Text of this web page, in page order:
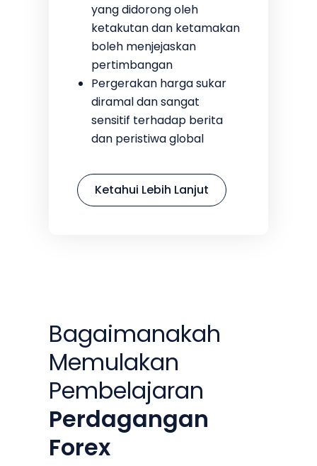
yang didorong oleh
ketakutan dan ketamakan
boleh menjejaskan
pertimbangan
Pergerakan harga sukar
diramal dan sangat
sensitif terhadap berita
dan peristiwa global
Ketahui Lebih Lanjut
Bagaimanakah
Memulakan
Pembelajaran
Perdagangan
Forex